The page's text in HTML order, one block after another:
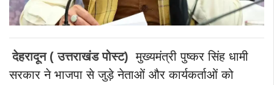
देहरादून ( उत्तराखंड पोस्ट) मुख्यमंत्री पुष्कर सिंह धामी
सरकार ने भाजपा से जुड़े नेताओं और कार्यकर्ताओं को